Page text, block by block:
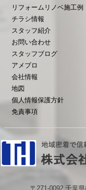
リフォームリノベ施工例
チラシ情報
スタッフ紹介
お問い合わせ
スタッフブログ
アメブロ
会社情報
地図
個人情報保護方針
免責事項
〒271-0092 千葉